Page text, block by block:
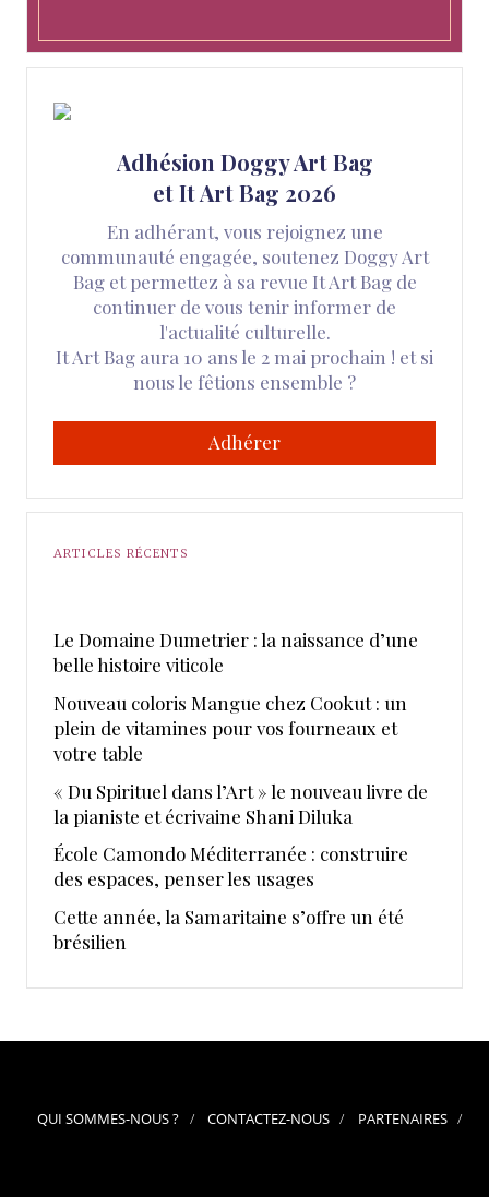
Adhésion Doggy Art Bag
et It Art Bag 2026
En adhérant, vous rejoignez une
communauté engagée, soutenez Doggy Art
Bag et permettez à sa revue It Art Bag de
continuer de vous tenir informer de
l'actualité culturelle.
It Art Bag aura 10 ans le 2 mai prochain ! et si
nous le fêtions ensemble ?
Adhérer
ARTICLES RÉCENTS
Le Domaine Dumetrier : la naissance d’une
belle histoire viticole
Nouveau coloris Mangue chez Cookut : un
plein de vitamines pour vos fourneaux et
votre table
« Du Spirituel dans l’Art » le nouveau livre de
la pianiste et écrivaine Shani Diluka
École Camondo Méditerranée : construire
des espaces, penser les usages
Cette année, la Samaritaine s’offre un été
brésilien
QUI SOMMES-NOUS ? CONTACTEZ-NOUS PARTENAIRES